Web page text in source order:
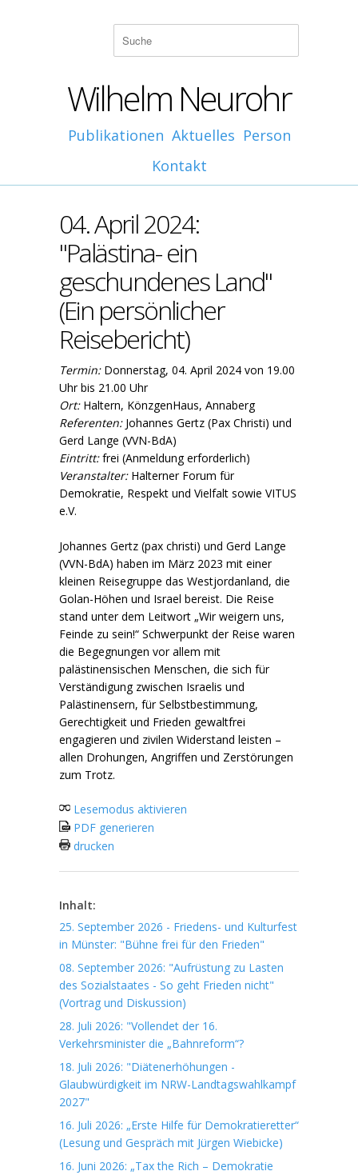
Wilhelm Neurohr
Publikationen Aktuelles Person
Kontakt
04. April 2024:
"Palästina- ein
geschundenes Land"
(Ein persönlicher
Reisebericht)
Termin:Donnerstag, 04. April 2024 von 19.00
Uhr bis 21.00 Uhr
Ort:Haltern, KönzgenHaus, Annaberg
Referenten:Johannes Gertz (Pax Christi) und
Gerd Lange (VVN-BdA)
Eintritt:frei (Anmeldung erforderlich)
Veranstalter: Halterner Forum für
Demokratie, Respekt und Vielfalt sowie VITUS
e.V.
Johannes Gertz (pax christi) und Gerd Lange
(VVN-BdA) haben im März 2023 mit einer
kleinen Reisegruppe das Westjordanland, die
Golan-Höhen und Israel bereist. Die Reise
stand unter dem Leitwort „Wir weigern uns,
Feinde zu sein!“ Schwerpunkt der Reise waren
die Begegnungen vor allem mit
palästinensischen Menschen, die sich für
Verständigung zwischen Israelis und
Palästinensern, für Selbstbestimmung,
Gerechtigkeit und Frieden gewaltfrei
engagieren und zivilen Widerstand leisten –
allen Drohungen, Angriffen und Zerstörungen
zum Trotz.
Lesemodus aktivieren
PDF generieren
drucken
Inhalt:
25. September 2026 - Friedens- und Kulturfest
in Münster: "Bühne frei für den Frieden"
08. September 2026: "Aufrüstung zu Lasten
des Sozialstaates - So geht Frieden nicht"
(Vortrag und Diskussion)
28. Juli 2026: "Vollendet der 16.
Verkehrsminister die „Bahnreform“?
18. Juli 2026: "Diätenerhöhungen -
Glaubwürdigkeit im NRW-Landtagswahlkampf
2027"
16. Juli 2026: „Erste Hilfe für Demokratieretter“
(Lesung und Gespräch mit Jürgen Wiebicke)
16. Juni 2026: „Tax the Rich – Demokratie